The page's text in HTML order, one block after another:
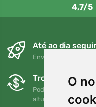
O
4,7/5
Até ao dia
Envio gratuito para
Trocas e
Pode devolver ou
altura no prazo de